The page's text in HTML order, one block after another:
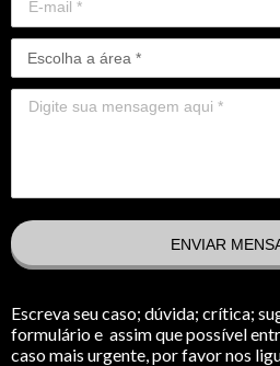
ENVIAR
Escreva seu caso; dúvida; crítica;
formulário e assim que possível
caso mais urgente, por favor nos